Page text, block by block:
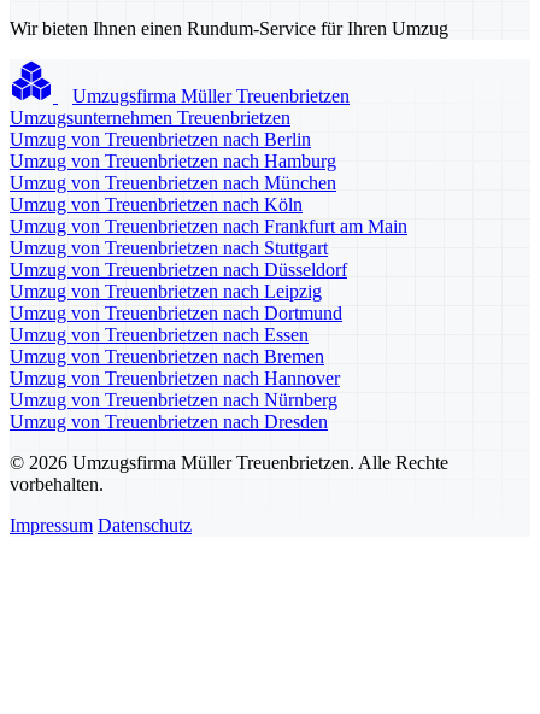
Wir bieten Ihnen einen Rundum-Service für Ihren Umzug
Umzugsfirma Müller Treuenbrietzen
Umzugsunternehmen Treuenbrietzen
Umzug von Treuenbrietzen nach Berlin
Umzug von Treuenbrietzen nach Hamburg
Umzug von Treuenbrietzen nach München
Umzug von Treuenbrietzen nach Köln
Umzug von Treuenbrietzen nach Frankfurt am Main
Umzug von Treuenbrietzen nach Stuttgart
Umzug von Treuenbrietzen nach Düsseldorf
Umzug von Treuenbrietzen nach Leipzig
Umzug von Treuenbrietzen nach Dortmund
Umzug von Treuenbrietzen nach Essen
Umzug von Treuenbrietzen nach Bremen
Umzug von Treuenbrietzen nach Hannover
Umzug von Treuenbrietzen nach Nürnberg
Umzug von Treuenbrietzen nach Dresden
© 2026 Umzugsfirma Müller Treuenbrietzen. Alle Rechte
vorbehalten.
Impressum Datenschutz